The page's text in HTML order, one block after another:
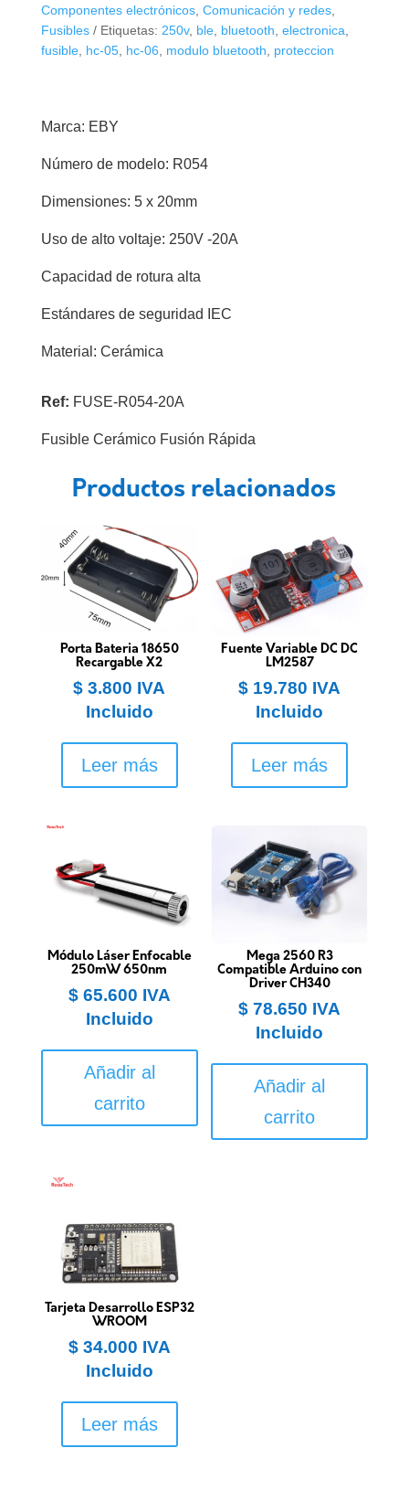
Componentes electrónicos, Comunicación y redes,
Fusibles
Etiquetas: 250v, ble, bluetooth electronica
fusible, hc-05, hc-06 modulo bluetooth proteccion
Marca: EBY
Número de modelo: R054
Dimensiones: 5 x 20mm
Uso de alto voltaje: 250V -20A
Capacidad de rotura alta
Estándares de seguridad IEC
Material: Cerámica
Ref: FUSE-R054-20A
Fusible Cerámico Fusión Rápida
Productos relacionados
Porta Bateria 18650
Recargable X2
$ 3.800 IVA
Incluido
Leer más
Fuente Variable DC DC
LM2587
$ 19.780 IVA
Incluido
Leer más
Módulo Láser Enfocable
250mW 650nm
$65.600 IVA
Incluido
Añadir al
carrito
Mega 2560 R3
Compatible Arduino con
Driver CH340
$ 78.650 IVA
Incluido
Añadir al
carrito
Tarjeta Desarrollo ESP32
WROOM
$34.000 IVA
Incluido
Leer más